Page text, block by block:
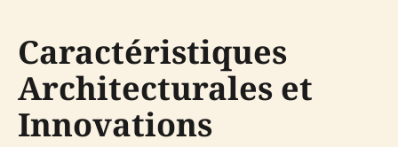
Caractéristiques
Architecturales et
Innovations